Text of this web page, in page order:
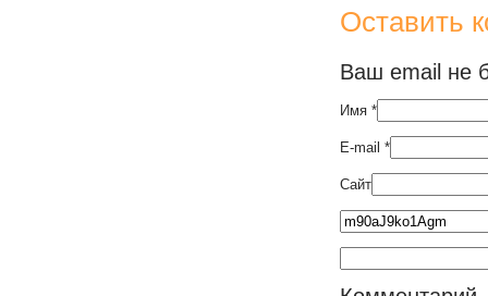
Оставить
Ваш email не
Имя *
E-mail *
Сайт